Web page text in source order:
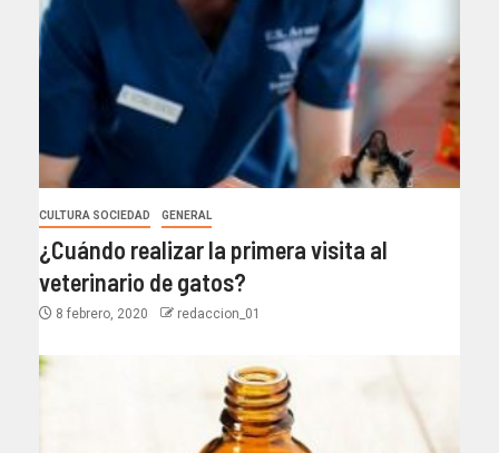
CULTURA SOCIEDAD GENERAL
¿Cuándo realizar la primera visita al
veterinario de gatos?
8 febrero, 2020 redaccion_01